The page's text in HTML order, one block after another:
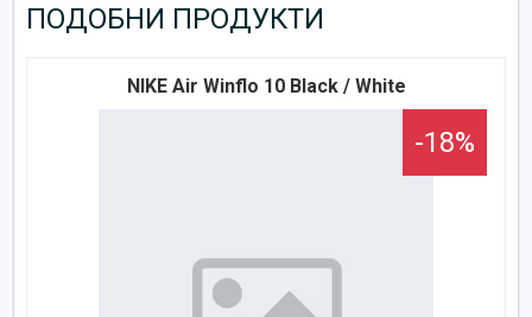
ПОДОБНИ ПРОДУКТИ
NIKE Air Winflo 10 Black / White
-18%